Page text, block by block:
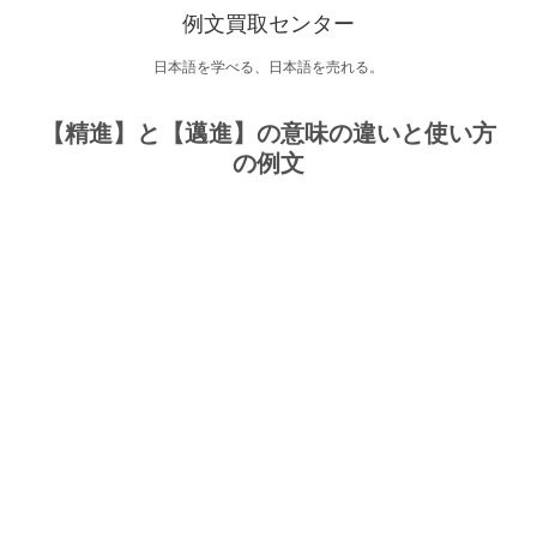
例文買取センター
日本語を学べる、日本語を売れる。
【精進】と【邁進】の意味の違いと使い方
の例文